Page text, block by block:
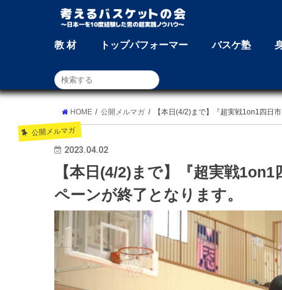
教 材 トップパフォーマー バスケ塾
HOME 公開メルマガ 【本日(4/2)まで】『超実戦1on1四日
公開メルマガ
2023.04.02
【本日(4/2)まで】『超実戦
ペーンが終了となります。